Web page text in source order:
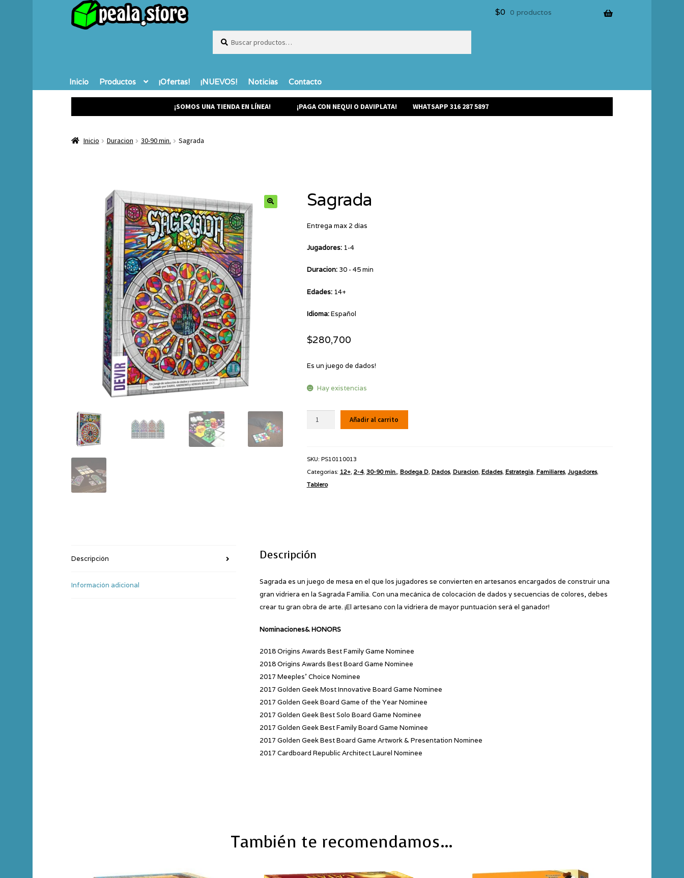
$0 0 productos
Buscar
Inicio Productos ¡Ofertas! ¡NUEVOS! Noticias Contacto
¡SOMOS UNA TIENDA EN LÍNEA! ¡PAGA CON NEQUI O DAVIPLATA! WHATSAPP 316 287 5897
Inicio Duracion 30-90 min. Sagrada
Sagrada
Entrega max 2 días
Jugadores: 1-4
Duracion: 30 - 45 min
Edades: 14+
Idioma:Español
$280,700
Es un juego de dados!
Hay existencias
Sagrada
Añadir al carrito
SKU: PS10110013
Categorías: 12+, 2-4, 30-90 min., Bodega D, Dados, Duracion, Edades, Estrategia, Familiares, Jugadores,
Tablero
Descripción
Información adicional
Descripción
Sagrada es un juego de mesa en el que los jugadores se convierten en artesanos encargados de construir una
gran vidriera en la Sagrada Familia. Con una mecánica de colocación de dados y secuencias de colores, debes
crear tu gran obra de arte. ¡El artesano con la vidriera de mayor puntuación será el ganador!
Nominaciones& HONORS
2018 Origins Awards Best Family Game Nominee
2018 Origins Awards Best Board Game Nominee
2017 Meeples’ Choice Nominee
2017 Golden Geek Most Innovative Board Game Nominee
2017 Golden Geek Board Game of the Year Nominee
2017 Golden Geek Best Solo Board Game Nominee
2017 Golden Geek Best Family Board Game Nominee
2017 Golden Geek Best Board Game Artwork & Presentation Nominee
2017 Cardboard Republic Architect Laurel Nominee
También te recomendamos…